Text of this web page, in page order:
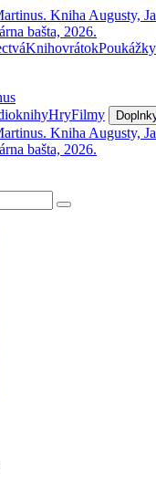
KnihovrátokPoukážky
HryFilmy